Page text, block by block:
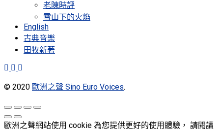
老陳時評
雪山下的火焰
English
古典音樂
田牧新著
© 2020 歐洲之聲 Sino Euro Voices.
歐洲之聲網站使用 cookie 為您提供更好的使用體驗， 請閱讀